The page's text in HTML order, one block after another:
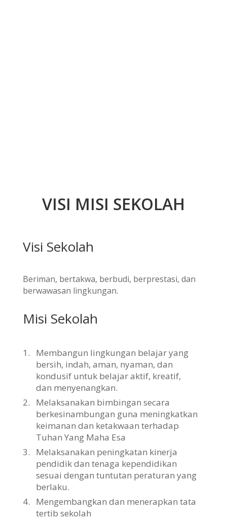
VISI MISI SEKOLAH
Visi Sekolah
Beriman, bertakwa, berbudi, berprestasi, dan
berwawasan lingkungan.
Misi Sekolah
1.
Membangun lingkungan belajar yang
bersih, indah, aman, nyaman, dan
kondusif untuk belajar aktif, kreatif,
dan menyenangkan.
2.
Melaksanakan bimbingan secara
berkesinambungan guna meningkatkan
keimanan dan ketakwaan terhadap
Tuhan Yang Maha Esa
3.
Melaksanakan peningkatan kinerja
pendidik dan tenaga kependidikan
sesuai dengan tuntutan peraturan yang
berlaku.
4.
Mengembangkan dan menerapkan tata
tertib sekolah